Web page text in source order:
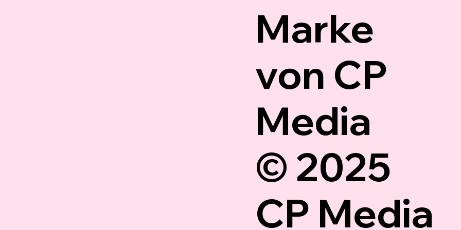
Marke
von CP
Media
© 2025
CP Media